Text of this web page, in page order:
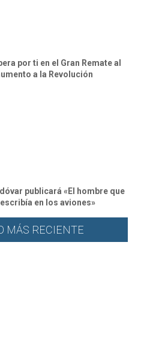
por ti en el Gran Remate al
a la Revolución
publicará «El hombre que
en los aviones»
MÁS RECIENTE